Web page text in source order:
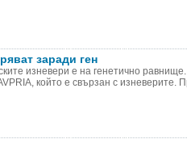
заради ген
изневери е на генетично
който е свързан с изневерите.